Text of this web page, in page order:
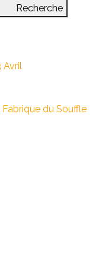
Recherche
Avril
Fabrique du Souffle